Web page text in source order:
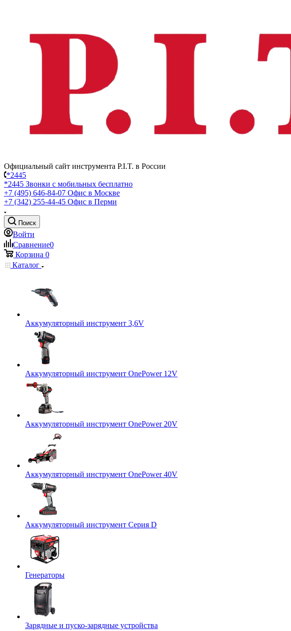
Официальный сайт инструмента P.I.T. в России
*2445
*2445 Звонки с мобильных бесплатно
+7 (495) 646-84-07 Офис в Москве
+7 (342) 255-44-45 Офис в Перми
Поиск
Войти
Сравнение0
Корзина 0
Каталог
Аккумуляторный инструмент 3,6V
Аккумуляторный инструмент OnePower 12V
Аккумуляторный инструмент OnePower 20V
Аккумуляторный инструмент OnePower 40V
Аккумуляторный инструмент Серия D
Генераторы
Зарядные и пуско-зарядные устройства